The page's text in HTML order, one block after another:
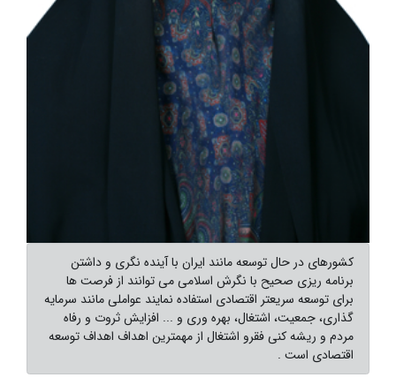
کشورهای در حال توسعه مانند ایران با آینده نگری و داشتن
برنامه ریزی صحیح با نگرش اسلامی می توانند از فرصت ها
برای توسعه سریعتر اقتصادی استفاده نمایند عواملی مانند سرمایه
گذاری، جمعیت، اشتغال، بهره وری و ... افزایش ثروت و رفاه
مردم و ریشه کنی فقرو اشتغال از مهمترین اهداف اهداف توسعه
اقتصادی است .